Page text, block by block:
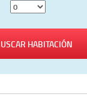
HABITACIÓN